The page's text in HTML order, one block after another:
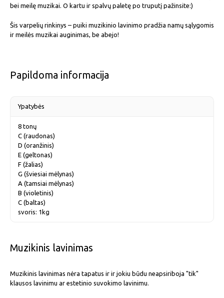
bei meilę muzikai. O kartu ir spalvų paletę po truputį pažinsite:)
Šis varpelių rinkinys – puiki muzikinio lavinimo pradžia namų sąlygomis
ir meilės muzikai auginimas, be abejo!
Papildoma informacija
Ypatybės
8 tonų
C (raudonas)
D (oranžinis)
E (geltonas)
F (žalias)
G (šviesiai mėlynas)
A (tamsiai mėlynas)
B (violetinis)
C (baltas)
svoris: 1kg
Muzikinis lavinimas
Muzikinis lavinimas nėra tapatus ir ir jokiu būdu neapsiriboja "tik"
klausos lavinimu ar estetinio suvokimo lavinimu.